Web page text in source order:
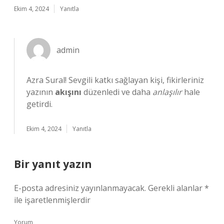
Ekim 4, 2024 Yanıtla
admin
Azra Sural! Sevgili katkı sağlayan kişi, fikirleriniz
yazının akışını düzenledi ve daha anlaşılırhale
getirdi.
Ekim 4, 2024 Yanıtla
Bir yanıt yazın
E-posta adresiniz yayınlanmayacak. Gerekli alanlar*
ile işaretlenmişlerdir
Yorum